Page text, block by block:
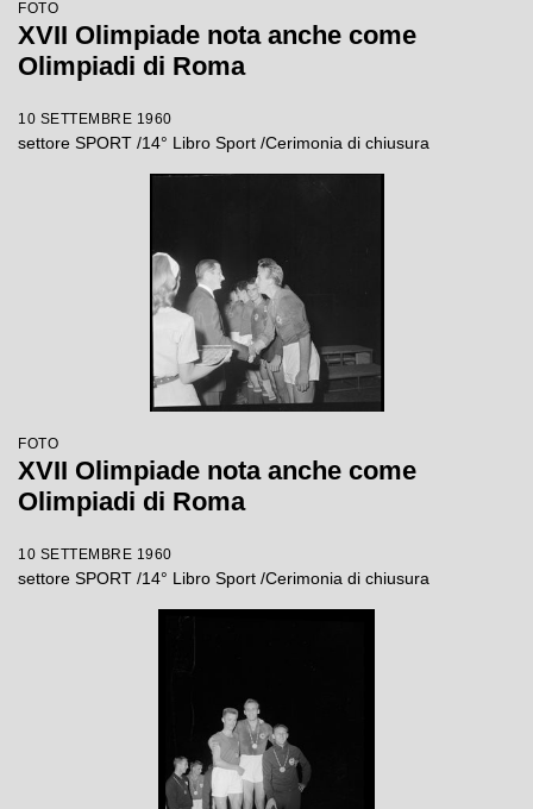
FOTO
XVII Olimpiade nota anche come
Olimpiadi di Roma
10 SETTEMBRE 1960
settore SPORT /14° Libro Sport /Cerimonia di chiusura
FOTO
XVII Olimpiade nota anche come
Olimpiadi di Roma
10 SETTEMBRE 1960
settore SPORT /14° Libro Sport /Cerimonia di chiusura